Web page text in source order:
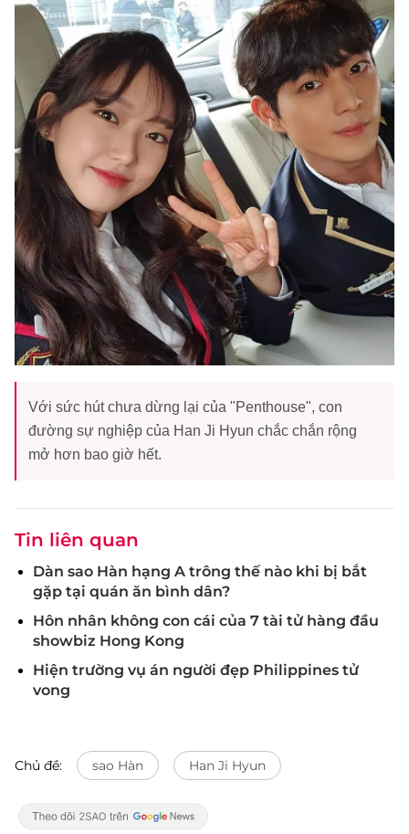
Với sức hút chưa dừng lại của "Penthouse", con
đường sự nghiệp của Han Ji Hyun chắc chắn rộng
mở hơn bao giờ hết.
Tin liên quan
Dàn sao Hàn hạng A trông thế nào khi bị bắt
gặp tại quán ăn bình dân?
Hôn nhân không con cái của 7 tài tử hàng đầu
showbiz Hong Kong
Hiện trường vụ án người đẹp Philippines tử
vong
Chủ đề: sao Hàn Han Ji Hyun